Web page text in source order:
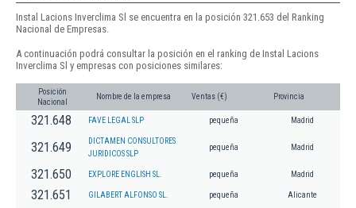
Instal Lacions Inverclima Sl se encuentra en la posición 321.653 del Ranking
Nacional de Empresas.
A continuación podrá consultar la posición en el ranking de Instal Lacions
Inverclima Sl y empresas con posiciones similares:
Posición
Nacional
Nombre de la empresa Ventas (€) Provincia
321.648 FAVE LEGAL SLP pequeña Madrid
321.649
DICTAMEN CONSULTORES
JURIDICOS SLP
pequeña Madrid
321.650 EXPLORE ENGLISH SL. pequeña Madrid
321.651 GILABERT ALFONSO SL. pequeña Alicante